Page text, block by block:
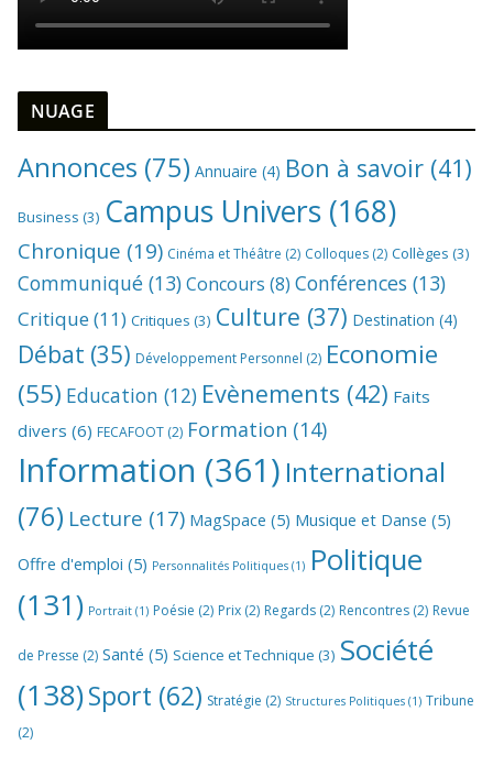
NUAGE
Annonces (75) Annuaire (4) Bon à savoir (41)
Business (3) Campus Univers (168)
Chronique (19) Cinéma et Théâtre (2) Colloques (2) Collèges (3)
Communiqué (13)Concours (8) Conférences (13)
Critique(11) Critiques (3) Culture (37) Destination (4)
Débat (35) Développement Personnel (2) Economie
(55) Education (12) Evènements (42) Faits
divers (6) FECAFOOT (2) Formation (14)
Information (361) International
(76) Lecture (17) MagSpace (5) Musique et Danse (5)
Offre d'emploi (5) Personnalités Politiques (1) Politique
(131) Portrait (1) Poésie (2) Prix (2) Regards (2) Rencontres (2) Revue
de Presse (2) Santé (5) Science et Technique (3) Société
(138)Sport (62) Stratégie (2) Structures Politiques (1) Tribune
(2)